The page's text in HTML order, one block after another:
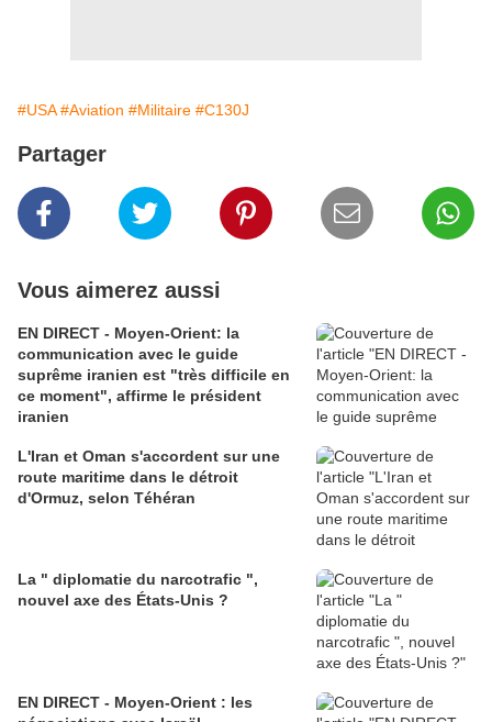
#USA #Aviation #Militaire #C130J
Partager
Vous aimerez aussi
EN DIRECT - Moyen-Orient: la
communication avec le guide
suprême iranien est "très difficile en
ce moment", affirme le président
iranien
L'Iran et Oman s'accordent sur une
route maritime dans le détroit
d'Ormuz, selon Téhéran
La " diplomatie du narcotrafic ",
nouvel axe des États-Unis ?
EN DIRECT - Moyen-Orient : les